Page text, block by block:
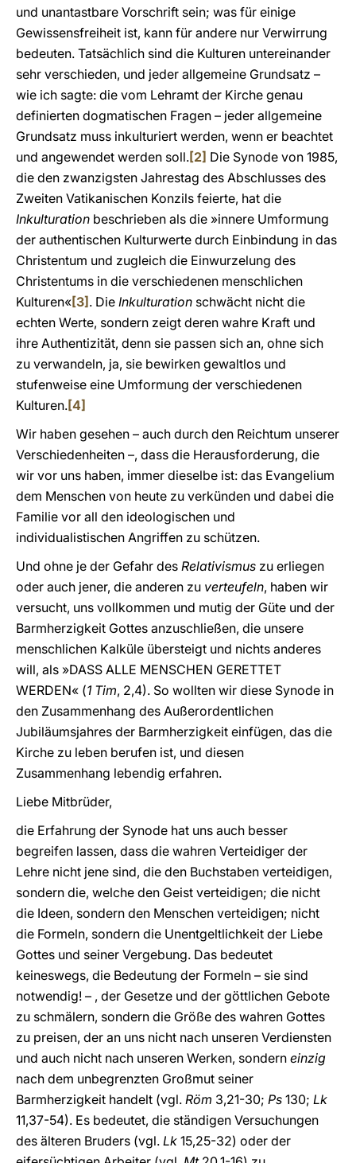
und unantastbare Vorschrift sein; was für einige
Gewissensfreiheit ist, kann für andere nur Verwirrung
bedeuten. Tatsächlich sind die Kulturen untereinander
sehr verschieden, und jeder allgemeine Grundsatz –
wie ich sagte: die vom Lehramt der Kirche genau
definierten dogmatischen Fragen – jeder allgemeine
Grundsatz muss inkulturiert werden, wenn er beachtet
und angewendet werden soll.[2] Die Synode von 1985,
die den zwanzigsten Jahrestag des Abschlusses des
Zweiten Vatikanischen Konzils feierte, hat die
Inkulturation beschrieben als die »innere Umformung
der authentischen Kulturwerte durch Einbindung in das
Christentum und zugleich die Einwurzelung des
Christentums in die verschiedenen menschlichen
Kulturen«[3] . Die Inkulturation schwächt nicht die
echten Werte, sondern zeigt deren wahre Kraft und
ihre Authentizität, denn sie passen sich an, ohne sich
zu verwandeln, ja, sie bewirken gewaltlos und
stufenweise eine Umformung der verschiedenen
Kulturen.[4]
Wir haben gesehen – auch durch den Reichtum unserer
Verschiedenheiten –, dass die Herausforderung, die
wir vor uns haben, immer dieselbe ist: das Evangelium
dem Menschen von heute zu verkünden und dabei die
Familie vor all den ideologischen und
individualistischen Angriffen zu schützen.
Und ohne je der Gefahr des Relativismus zu erliegen
oder auch jener, die anderen zu verteufeln, haben wir
versucht, uns vollkommen und mutig der Güte und der
Barmherzigkeit Gottes anzuschließen, die unsere
menschlichen Kalküle übersteigt und nichts anderes
will, als »DASS ALLE MENSCHEN GERETTET
WERDEN« (1 Tim, 2,4). So wollten wir diese Synode in
den Zusammenhang des Außerordentlichen
Jubiläumsjahres der Barmherzigkeit einfügen, das die
Kirche zu leben berufen ist, und diesen
Zusammenhang lebendig erfahren.
Liebe Mitbrüder,
die Erfahrung der Synode hat uns auch besser
begreifen lassen, dass die wahren Verteidiger der
Lehre nicht jene sind, die den Buchstaben verteidigen,
sondern die, welche den Geist verteidigen; die nicht
die Ideen, sondern den Menschen verteidigen; nicht
die Formeln, sondern die Unentgeltlichkeit der Liebe
Gottes und seiner Vergebung. Das bedeutet
keineswegs, die Bedeutung der Formeln – sie sind
notwendig! – , der Gesetze und der göttlichen Gebote
zu schmälern, sondern die Größe des wahren Gottes
zu preisen, der an uns nicht nach unseren Verdiensten
und auch nicht nach unseren Werken, sondern einzig
nach dem unbegrenzten Großmut seiner
Barmherzigkeit handelt (vgl. Röm 3,21-30; Ps 130; Lk
11,37-54). Es bedeutet, die ständigen Versuchungen
des älteren Bruders (vgl. Lk 15,25-32) oder der